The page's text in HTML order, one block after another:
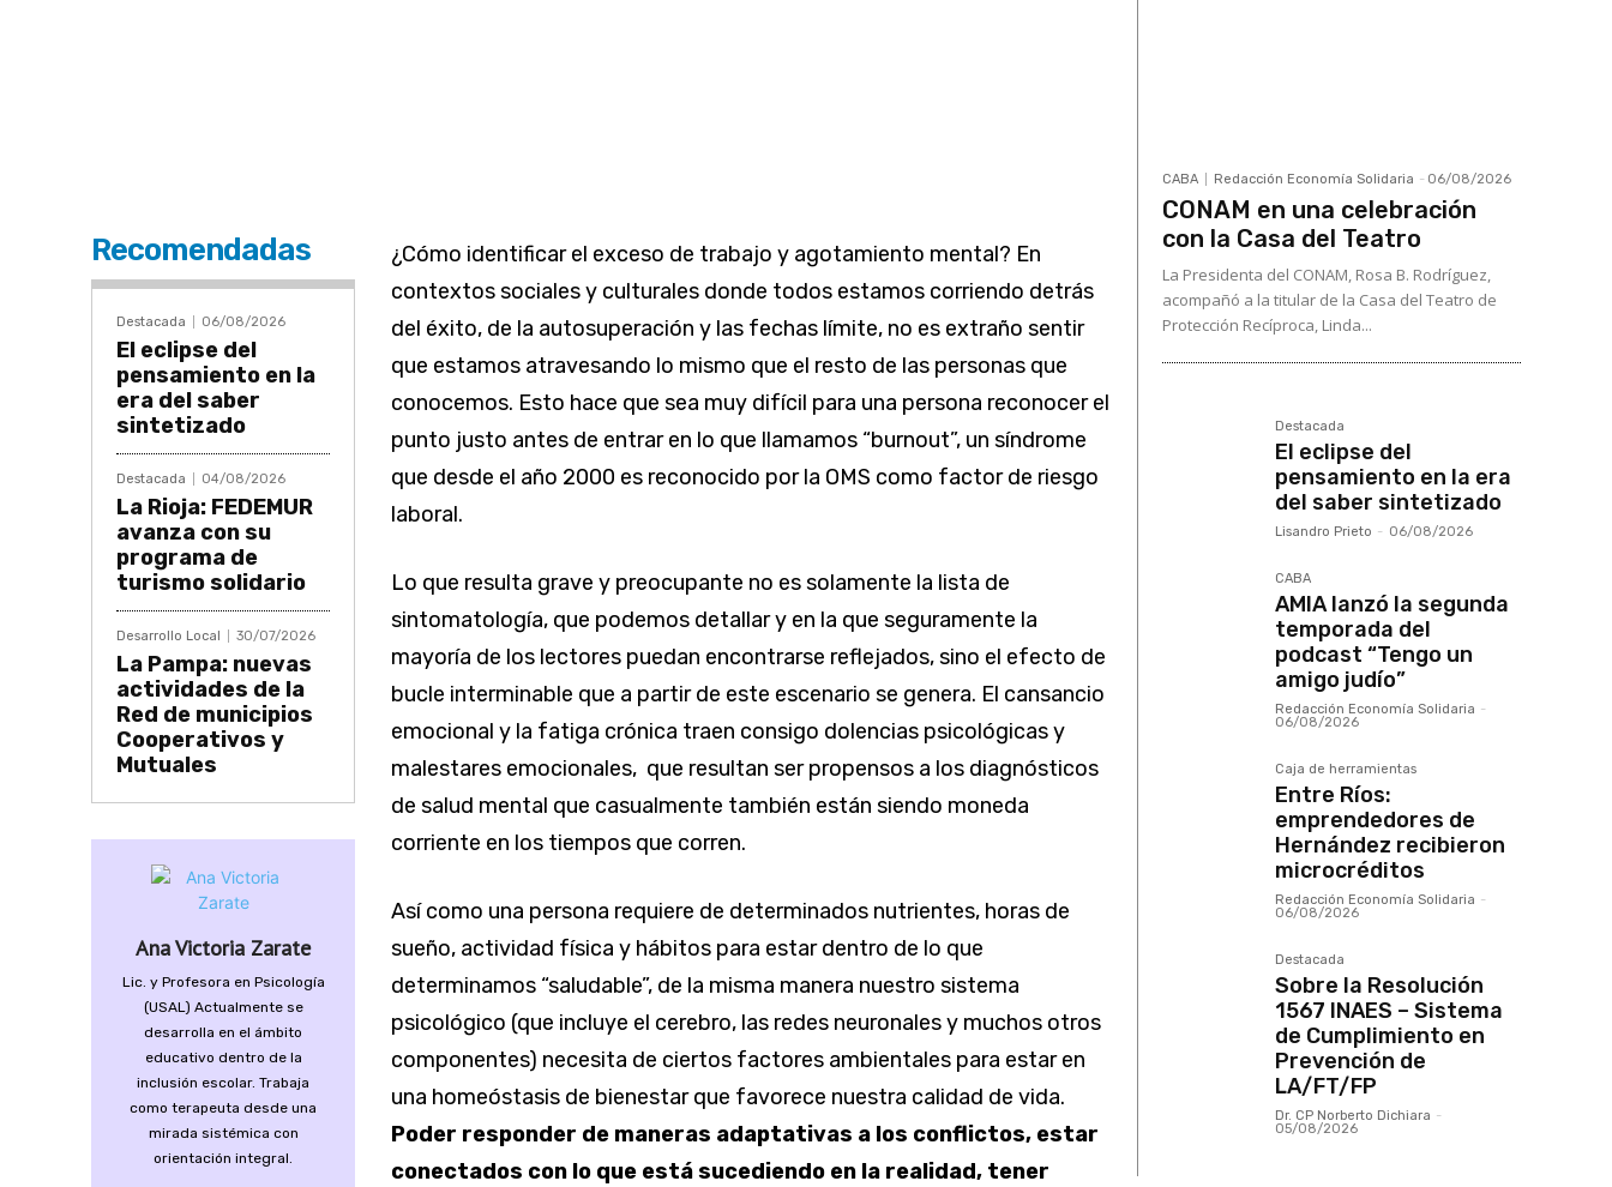
Recomendadas
Destacada 06/08/2026
El eclipse del
pensamiento en la
era del saber
sintetizado
Destacada 04/08/2026
La Rioja: FEDEMUR
avanza con su
programa de
turismo solidario
Desarrollo Local 30/07/2026
La Pampa: nuevas
actividades de la
Red de municipios
Cooperativos y
Mutuales
Ana Victoria Zarate
Lic. y Profesora en Psicología
(USAL) Actualmente se
desarrolla en el ámbito
educativo dentro de la
inclusión escolar. Trabaja
como terapeuta desde una
mirada sistémica con
orientación integral.
¿Cómo identificar el exceso de trabajo y agotamiento mental? En
contextos sociales y culturales donde todos estamos corriendo detrás
del éxito, de la autosuperación y las fechas límite, no es extraño sentir
que estamos atravesando lo mismo que el resto de las personas que
conocemos. Esto hace que sea muy difícil para una persona reconocer el
punto justo antes de entrar en lo que llamamos “burnout”, un síndrome
que desde el año 2000 es reconocido por la OMS como factor de riesgo
laboral.
Lo que resulta grave y preocupante no es solamente la lista de
sintomatología, que podemos detallar y en la que seguramente la
mayoría de los lectores puedan encontrarse reflejados, sino el efecto de
bucle interminable que a partir de este escenario se genera. El cansancio
emocional y la fatiga crónica traen consigo dolencias psicológicas y
malestares emocionales, que resultan ser propensos a los diagnósticos
de salud mental que casualmente también están siendo moneda
corriente en los tiempos que corren.
Así como una persona requiere de determinados nutrientes, horas de
sueño, actividad física y hábitos para estar dentro de lo que
determinamos “saludable”, de la misma manera nuestro sistema
psicológico (que incluye el cerebro, las redes neuronales y muchos otros
componentes) necesita de ciertos factores ambientales para estar en
una homeóstasis de bienestar que favorece nuestra calidad de vida.
Poder responder de maneras adaptativas a los conflictos, estar
conectados con lo que está sucediendo en la realidad, tener
CABA Redacción Economía Solidaria - 06/08/2026
CONAM en una celebración
con la Casa del Teatro
La Presidenta del CONAM, Rosa B. Rodríguez,
acompañó a la titular de la Casa del Teatro de
Protección Recíproca, Linda...
Destacada
El eclipse del
pensamiento en la era
del saber sintetizado
Lisandro Prieto - 06/08/2026
CABA
AMIA lanzó la segunda
temporada del
podcast “Tengo un
amigo judío”
Redacción Economía Solidaria -
06/08/2026
Caja de herramientas
Entre Ríos:
emprendedores de
Hernández recibieron
microcréditos
Redacción Economía Solidaria -
06/08/2026
Destacada
Sobre la Resolución
1567 INAES – Sistema
de Cumplimiento en
Prevención de
LA/FT/FP
Dr. CP Norberto Dichiara -
05/08/2026